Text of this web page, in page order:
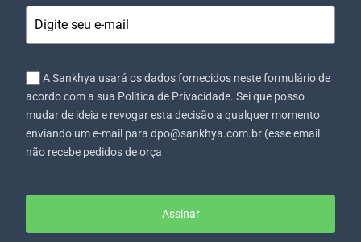
A Sankhya usará os dados fornecidos neste formulário de
acordo com a sua Política de Privacidade. Sei que posso
mudar de ideia e revogar esta decisão a qualquer momento
enviando um e-mail para dpo@sankhya.com.br (esse email
não recebe pedidos de orça
Assinar